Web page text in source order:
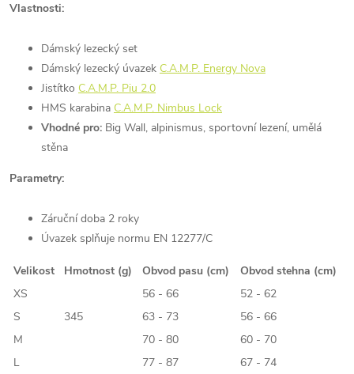
Vlastnosti:
Dámský lezecký set
Dámský lezecký úvazek C.A.M.P. Energy Nova
Jistítko C.A.M.P. Piu 2.0
HMS karabina C.A.M.P. Nimbus Lock
Vhodné pro: Big Wall, alpinismus, sportovní lezení, umělá
stěna
Parametry:
Záruční doba 2 roky
Úvazek splňuje normu EN 12277/C
Velikost Hmotnost (g) Obvod pasu (cm)
Obvod stehna (cm)
XS
56 - 66
52 - 62
S
345 63 - 73
56 - 66
M
70 - 80
60 - 70
L
77 - 87 67 - 74